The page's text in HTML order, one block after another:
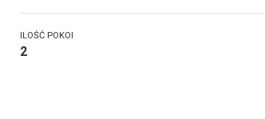
ILOŚĆ POKOI
2